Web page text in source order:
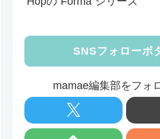
SNSフォローボ
mamae編集部をフォ